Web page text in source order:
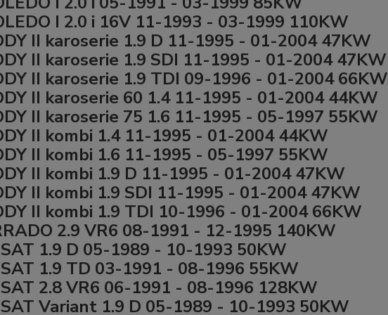
I 2.0 i 16V 11-1993 - 03-1999 110KW
II karoserie 1.9 D 11-1995 - 01-2004 47KW
II karoserie 1.9 SDI 11-1995 - 01-2004 47KW
II karoserie 1.9 TDI 09-1996 - 01-2004 66KW
II karoserie 60 1.4 11-1995 - 01-2004 44KW
II karoserie 75 1.6 11-1995 - 05-1997 55KW
II kombi 1.4 11-1995 - 01-2004 44KW
II kombi 1.6 11-1995 - 05-1997 55KW
II kombi 1.9 D 11-1995 - 01-2004 47KW
II kombi 1.9 SDI 11-1995 - 01-2004 47KW
II kombi 1.9 TDI 10-1996 - 01-2004 66KW
2.9 VR6 08-1991 - 12-1995 140KW
1.9 D 05-1989 - 10-1993 50KW
1.9 TD 03-1991 - 08-1996 55KW
2.8 VR6 06-1991 - 08-1996 128KW
Variant 1.9 D 05-1989 - 10-1993 50KW